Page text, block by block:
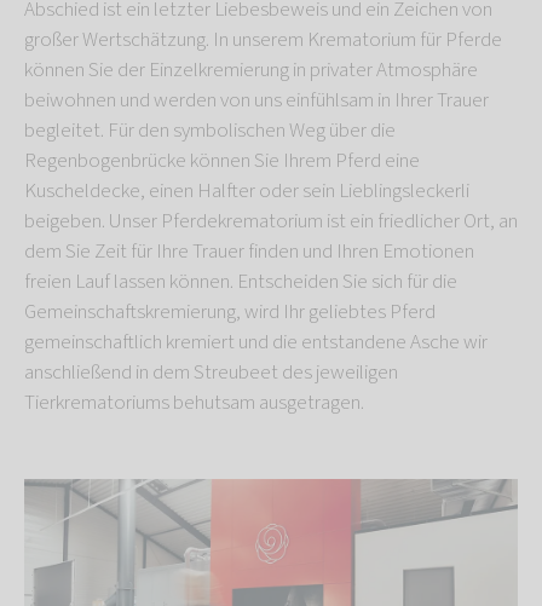
Abschied ist ein letzter Liebesbeweis und ein Zeichen von
großer Wertschätzung. In unserem Krematorium für Pferde
können Sie der Einzelkremierung in privater Atmosphäre
beiwohnen und werden von uns einfühlsam in Ihrer Trauer
begleitet. Für den symbolischen Weg über die
Regenbogenbrücke können Sie Ihrem Pferd eine
Kuscheldecke, einen Halfter oder sein Lieblingsleckerli
beigeben. Unser Pferdekrematorium ist ein friedlicher Ort, an
dem Sie Zeit für Ihre Trauer finden und Ihren Emotionen
freien Lauf lassen können. Entscheiden Sie sich für die
Gemeinschaftskremierung, wird Ihr geliebtes Pferd
gemeinschaftlich kremiert und die entstandene Asche wir
anschließend in dem Streubeet des jeweiligen
Tierkrematoriums behutsam ausgetragen.